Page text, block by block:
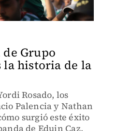
de Grupo
la historia de la
Rosado, los
Palencia y Nathan
surgió este éxito
de Eduin Caz.